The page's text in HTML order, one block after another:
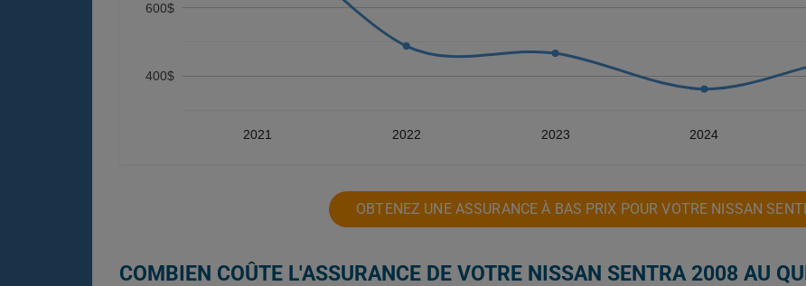
2021 2022 2023 2024
400$
600$
OBTENEZ UNE ASSURANCE À BAS PRIX POUR VOTRE NISSAN
COMBIEN COÛTE L'ASSURANCE DE VOTRE NISSAN SENTRA 2008 AU